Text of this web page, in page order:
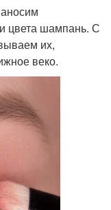
цвета шампань. С
их,
веко.